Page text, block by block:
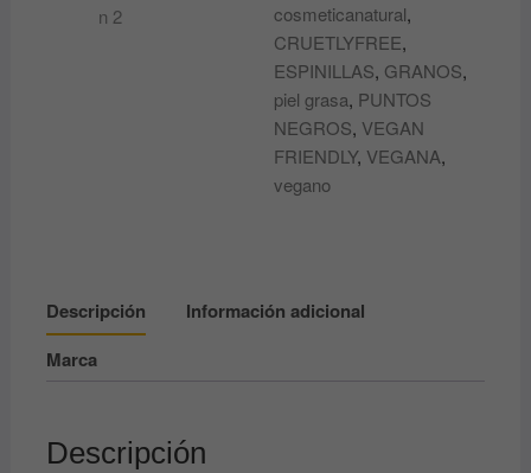
1
EVELINE
cantidad
cosmeticanatural,
CRUETLYFREE,
ESPINILLAS, GRANOS,
piel grasa, PUNTOS
NEGROS, VEGAN
FRIENDLY, VEGANA,
vegano
Descripción
Información adicional
Marca
Descripción